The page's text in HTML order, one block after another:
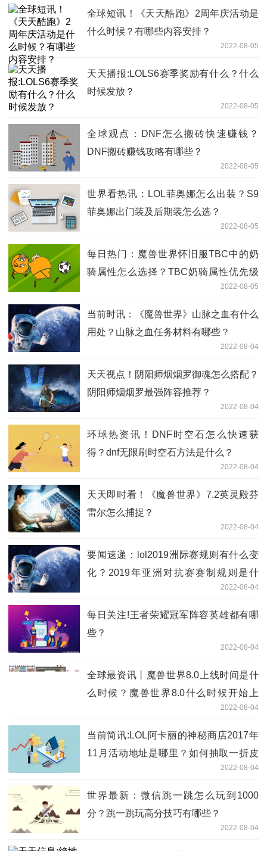
全球短讯！《天天酷跑》2周年庆活动是
什么时候？有哪些内容安排？
2022-08-05
天天播报:LOLS6赛季奖励有什么？什么
时候发放？
2022-08-05
全球观点：DNF怎么搬砖快速赚钱？
DNF搬砖赚钱攻略有哪些？
2022-08-05
世界看热讯：LOL菲奥娜怎么出装？S9
菲奥娜出门装及后期装怎么选？
2022-08-05
每日热门：魔兽世界怀旧服TBC中的奶
骑属性怎么选择？TBC奶骑属性优先级
2022-08-05
当前时讯：《魔兽世界》山脉之血有什么
用处？山脉之血任务材料有哪些？
2022-08-04
天天视点！阴阳师烟烟罗御魂怎么搭配？
阴阳师烟烟罗最强阵容推荐？
2022-08-04
环球热资讯！DNF时空石怎么快速获
得？dnf无限刷时空石方法是什么？
2022-08-04
天天即时看！《魔兽世界》7.2英灵殿芬
雷尔怎么捕捉？
2022-08-04
要闻速递：lol2019洲际赛规则有什么变
化？2019年亚洲对抗赛赛制规则是什
2022-08-04
每日关注!王者荣耀冠军阵容英雄都有哪
些？
2022-08-04
全球最资讯丨魔兽世界8.0上线时间是什
么时候？魔兽世界8.0什么时候开始上
2022-08-04
当前简讯:LOL阿卡丽的神秘商店2017年
11月活动地址是哪里？如何抽取一折皮
2022-08-04
世界最新：微信跳一跳怎么玩到1000
分？跳一跳玩高分技巧有哪些？
2022-08-04